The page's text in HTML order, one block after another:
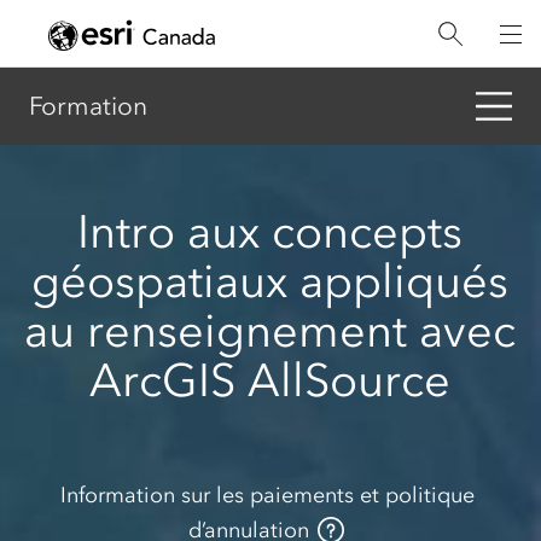
contenu
Formation
Intro aux concepts
géospatiaux appliqués
au renseignement avec
ArcGIS AllSource
Information sur les paiements et politique
d’annulation